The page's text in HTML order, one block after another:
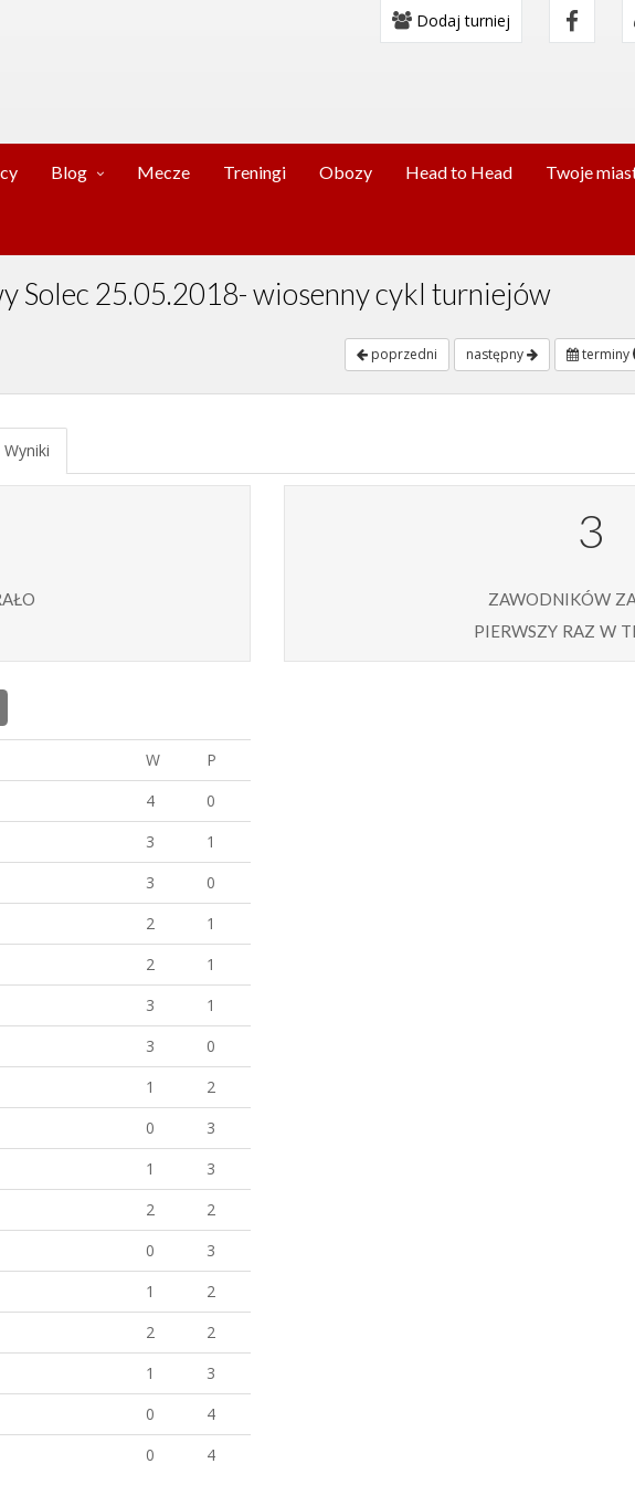
Dodaj turniej
Blog Mecze Treningi Obozy Head to Head Twoje
Solec 25.05.2018- wiosenny cykl turniejów
poprzedni następny terminy
Wyniki
3
zawodników
pierwszy raz w
W
P
4
0
3
1
3
0
2
1
2
1
3
1
3
0
1
2
0
3
1
3
2
2
0
3
1
2
2
2
1
3
0
4
0 4